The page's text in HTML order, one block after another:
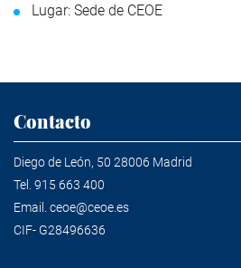
Lugar: Sede de CEOE
Contacto
Diego de León, 50 28006 Madrid
Tel. 915 663 400
Email. ceoe@ceoe.es
CIF- G28496636